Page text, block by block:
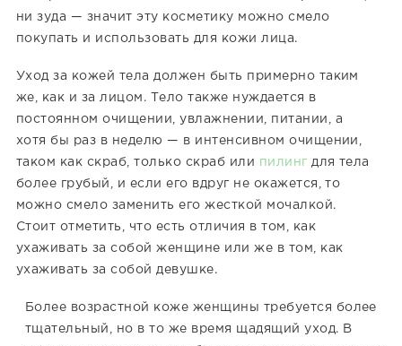
ни зуда — значит эту косметику можно смело
покупать и использовать для кожи лица.
Уход за кожей тела должен быть примерно таким
же, как и за лицом. Тело также нуждается в
постоянном очищении, увлажнении, питании, а
хотя бы раз в неделю — в интенсивном очищении,
таком как скраб, только скраб или пилинг для тела
более грубый, и если его вдруг не окажется, то
можно смело заменить его жесткой мочалкой.
Стоит отметить, что есть отличия в том, как
ухаживать за собой женщине или же в том, как
ухаживать за собой девушке.
Более возрастной коже женщины требуется более
тщательный, но в то же время щадящий уход. В